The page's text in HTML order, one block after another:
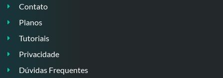
Contato
Planos
Tutoriais
Privacidade
Dúvidas Frequentes